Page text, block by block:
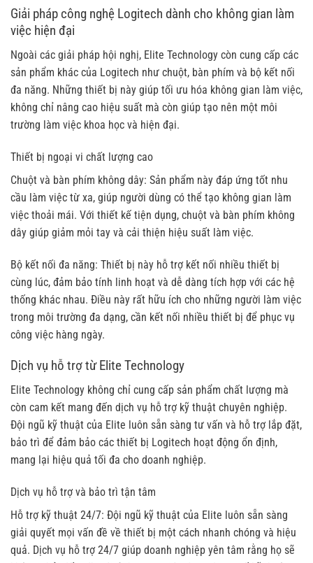
Giải pháp công nghệ Logitech dành cho không gian làm
việc hiện đại
Ngoài các giải pháp hội nghị, Elite Technology còn cung cấp các
sản phẩm khác của Logitech như chuột, bàn phím và bộ kết nối
đa năng. Những thiết bị này giúp tối ưu hóa không gian làm việc,
không chỉ nâng cao hiệu suất mà còn giúp tạo nên một môi
trường làm việc khoa học và hiện đại.
Thiết bị ngoại vi chất lượng cao
Chuột và bàn phím không dây: Sản phẩm này đáp ứng tốt nhu
cầu làm việc từ xa, giúp người dùng có thể tạo không gian làm
việc thoải mái. Với thiết kế tiện dụng, chuột và bàn phím không
dây giúp giảm mỏi tay và cải thiện hiệu suất làm việc.
Bộ kết nối đa năng: Thiết bị này hỗ trợ kết nối nhiều thiết bị
cùng lúc, đảm bảo tính linh hoạt và dễ dàng tích hợp với các hệ
thống khác nhau. Điều này rất hữu ích cho những người làm việc
trong môi trường đa dạng, cần kết nối nhiều thiết bị để phục vụ
công việc hàng ngày.
Dịch vụ hỗ trợ từ Elite Technology
Elite Technology không chỉ cung cấp sản phẩm chất lượng mà
còn cam kết mang đến dịch vụ hỗ trợ kỹ thuật chuyên nghiệp.
Đội ngũ kỹ thuật của Elite luôn sẵn sàng tư vấn và hỗ trợ lắp đặt,
bảo trì để đảm bảo các thiết bị Logitech hoạt động ổn định,
mang lại hiệu quả tối đa cho doanh nghiệp.
Dịch vụ hỗ trợ và bảo trì tận tâm
Hỗ trợ kỹ thuật 24/7: Đội ngũ kỹ thuật của Elite luôn sẵn sàng
giải quyết mọi vấn đề về thiết bị một cách nhanh chóng và hiệu
quả. Dịch vụ hỗ trợ 24/7 giúp doanh nghiệp yên tâm rằng họ sẽ